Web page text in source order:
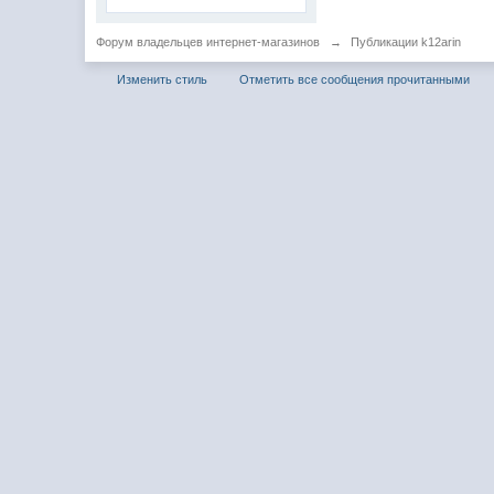
Форум владельцев интернет-магазинов → Публикации k12arin
Изменить стиль Отметить все сообщения прочитанными